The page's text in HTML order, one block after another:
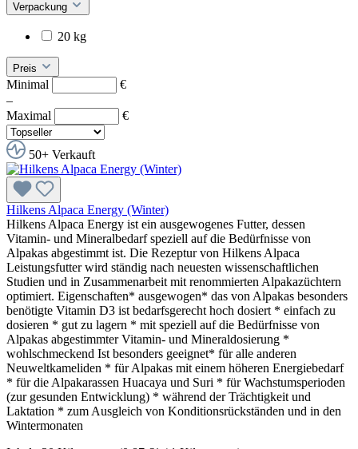
Verpackung
20 kg
Preis
Minimal
€
–
Maximal
€
50+ Verkauft
Hilkens Alpaca Energy (Winter)
Hilkens Alpaca Energy ist ein ausgewogenes Futter, dessen
Vitamin- und Mineralbedarf speziell auf die Bedürfnisse von
Alpakas abgestimmt ist. Die Rezeptur von Hilkens Alpaca
Leistungsfutter wird ständig nach neuesten wissenschaftlichen
Studien und in Zusammenarbeit mit renommierten Alpakazüchtern
optimiert. Eigenschaften* ausgewogen* das von Alpakas besonders
benötigte Vitamin D3 ist bedarfsgerecht hoch dosiert * einfach zu
dosieren * gut zu lagern * mit speziell auf die Bedürfnisse von
Alpakas abgestimmter Vitamin- und Mineraldosierung *
wohlschmeckend Ist besonders geeignet* für alle anderen
Neuweltkameliden * für Alpakas mit einem höheren Energiebedarf
* für die Alpakarassen Huacaya und Suri * für Wachstumsperioden
(zur gesunden Entwicklung) * während der Trächtigkeit und
Laktation * zum Ausgleich von Konditionsrückständen und in den
Wintermonaten